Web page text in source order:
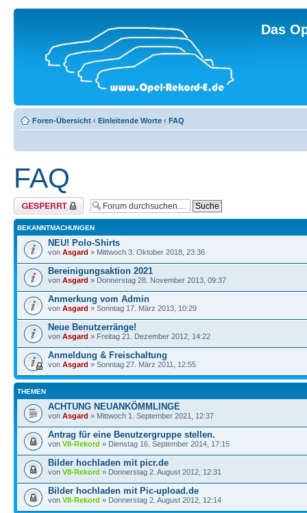
Das
Foren-Übersicht ‹ Einleitende Worte ‹ FAQ
FAQ
Forum gesperrt
BEKANNTMACHUNGEN
NEU! Polo-Shirts
von Asgard » Mittwoch 3. Oktober 2018, 23:36
Bereinigungsaktion 2021
von Asgard » Donnerstag 28. November 2013, 09:37
Anmerkung vom Admin
von Asgard » Sonntag 17. März 2013, 10:29
Neue Benutzerränge!
von Asgard » Freitag 21. Dezember 2012, 14:22
Anmeldung & Freischaltung
von Asgard » Sonntag 27. März 2011, 12:55
THEMEN
ACHTUNG NEUANKÖMMLINGE
von Asgard » Mittwoch 1. September 2021, 12:37
Antrag für eine Benutzergruppe stellen.
von V8-Rekord » Dienstag 16. September 2014, 17:15
Bilder hochladen mit picr.de
von V8-Rekord » Donnerstag 2. August 2012, 12:31
Bilder hochladen mit Pic-upload.de
von V8-Rekord » Donnerstag 2. August 2012, 12:14